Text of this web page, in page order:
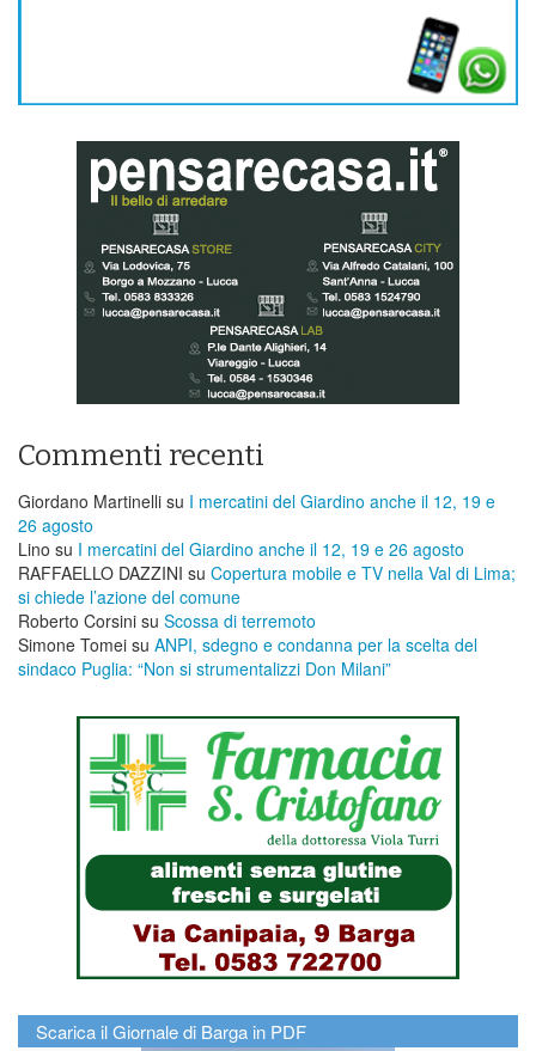
Commenti recenti
Giordano Martinelli su I mercatini del Giardino anche il 12, 19 e
26 agosto
Lino su I mercatini del Giardino anche il 12, 19 e 26 agosto
RAFFAELLO DAZZINI su ​Copertura mobile e TV nella Val di Lima;
si chiede l’azione del comune
Roberto Corsini su Scossa di terremoto
Simone Tomei su ANPI, sdegno e condanna per la scelta del
sindaco Puglia: “Non si strumentalizzi Don Milani”
Scarica il Giornale di Barga in PDF